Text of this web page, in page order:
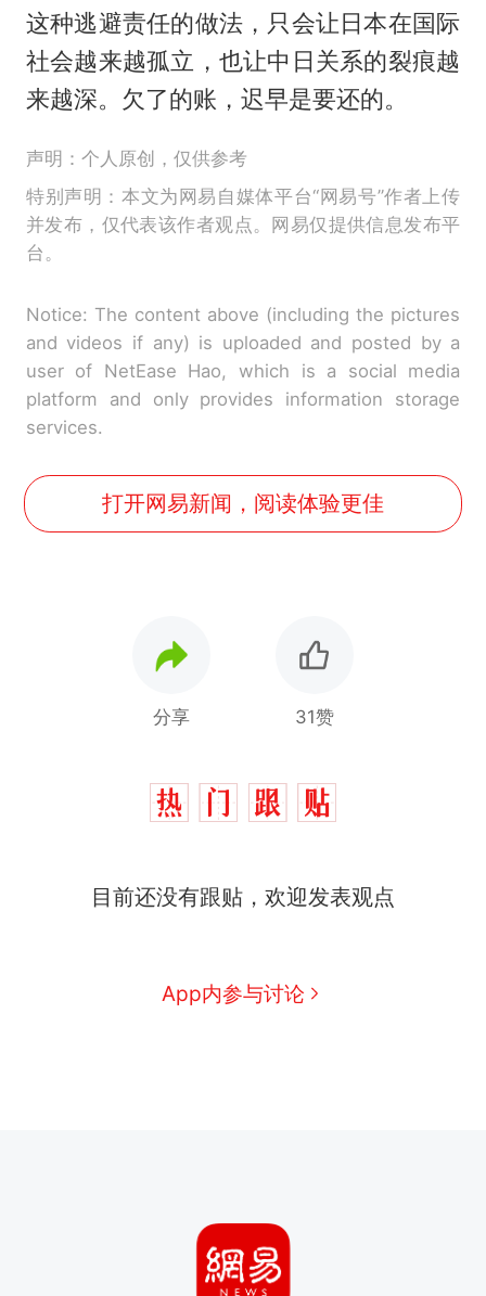
这种逃避责任的做法，只会让日本在国际
社会越来越孤立，也让中日关系的裂痕越
来越深。欠了的账，迟早是要还的。
声明：个人原创，仅供参考
特别声明：本文为网易自媒体平台“网易号”作者上传
并发布，仅代表该作者观点。网易仅提供信息发布平
台。
Notice: The content above (including the pictures
and videos if any) is uploaded and posted by a
user of NetEase Hao, which is a social media
platform and only provides information storage
services.
打开网易新闻，阅读体验更佳
分享 31赞
目前还没有跟贴，欢迎发表观点
App内参与讨论